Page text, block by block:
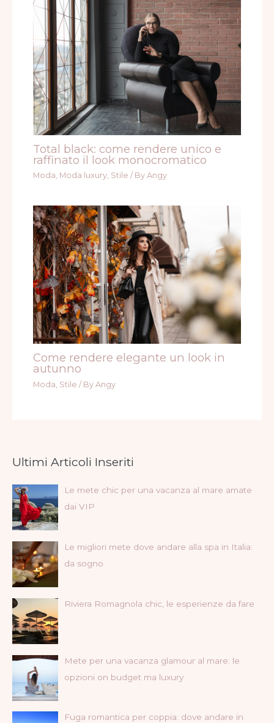
Total black: come rendere unico e
raffinato il look monocromatico
Moda, Moda luxury, Stile / ByAngy
Come rendere elegante un look in
autunno
Moda Stile / ByAngy
Ultimi Articoli Inseriti
Le mete chic per una vacanza al mare amate
dai VIP
Le migliori mete dove andare alla spa in Italia:
da sogno
Riviera Romagnola chic, le esperienze da fare
Mete per una vacanza glamour al mare: le
opzioni on budget ma luxury
Fuga romantica per coppia: dove andare in